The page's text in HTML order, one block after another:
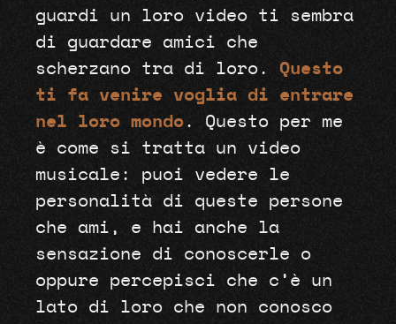
guardi un loro video ti sembra
di guardare amici che
scherzano tra di loro. Questo
ti fa venire voglia di entrare
nel loro mondo. Questo per me
è come si tratta un video
musicale: puoi vedere le
personalità di queste persone
che ami, e hai anche la
sensazione di conoscerle o
oppure percepisci che c’è un
lato di loro che non conosco